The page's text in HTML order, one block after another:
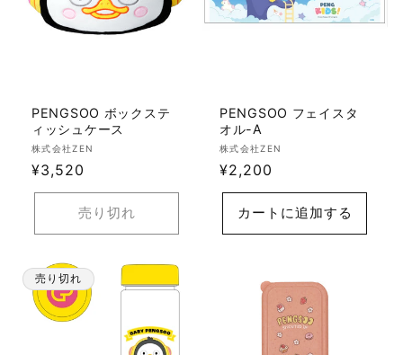
PENGSOO ボックステ
ィッシュケース
販
売
元:
株式会社ZEN
通
常
格
¥3,520
売り切れ
PENGSOO フェイスタ
オル-A
販
売
元:
株式会社ZEN
通
常
格
¥2,200
カートに追加する
売り切れ